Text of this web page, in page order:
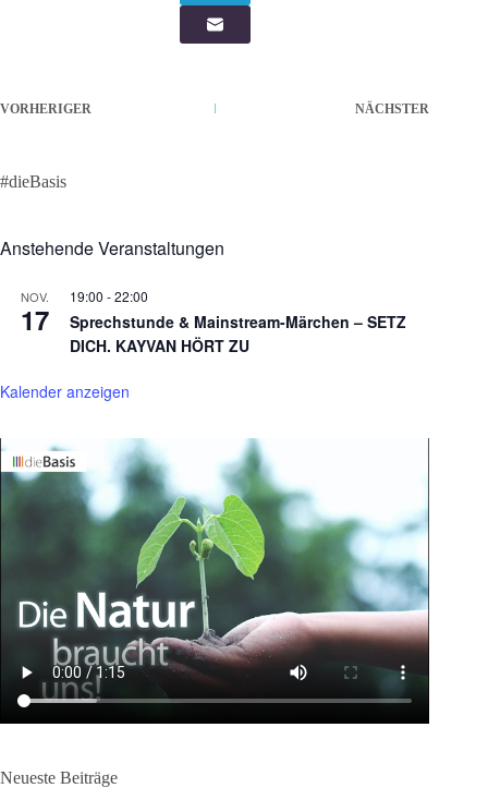
VORHERIGER NÄCHSTER
#dieBasis
Anstehende Veranstaltungen
NOV.
17
19:00 -22:00
Sprechstunde & Mainstream-Märchen – SETZ
DICH. KAYVAN HÖRT ZU
Kalender anzeigen
Neueste Beiträge